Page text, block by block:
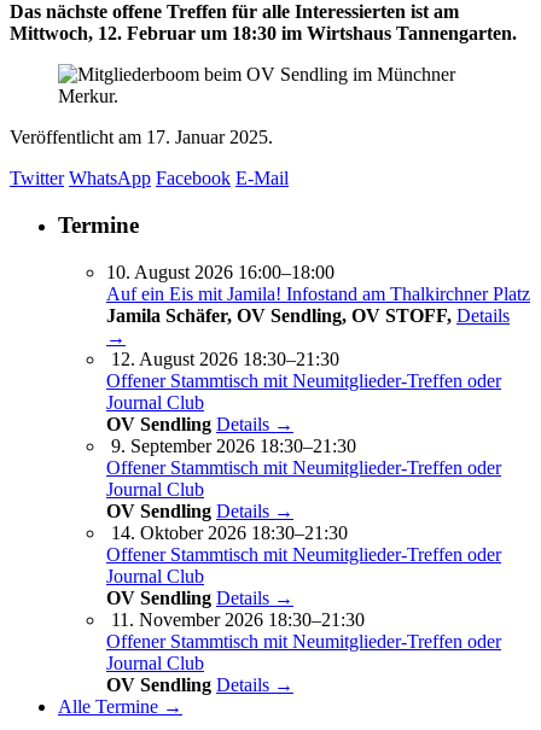
Das nächste offene Treffen für alle Interessierten ist am
Mittwoch, 12. Februar um 18:30 im Wirtshaus Tannengarten.
Veröffentlicht am 17. Januar 2025.
Twitter WhatsApp Facebook E-Mail
Termine
10. August 2026 16:00–18:00
Auf ein Eis mit Jamila! Infostand am Thalkirchner Platz
Jamila Schäfer, OV Sendling, OV STOFF, Details
→
12. August 2026 18:30–21:30
Offener Stammtisch mit Neumitglieder-Treffen oder
Journal Club
OV Sendling Details →
9. September 2026 18:30–21:30
Offener Stammtisch mit Neumitglieder-Treffen oder
Journal Club
OV Sendling Details →
14. Oktober 2026 18:30–21:30
Offener Stammtisch mit Neumitglieder-Treffen oder
Journal Club
OV Sendling Details →
11. November 2026 18:30–21:30
Offener Stammtisch mit Neumitglieder-Treffen oder
Journal Club
OV Sendling Details →
Alle Termine →